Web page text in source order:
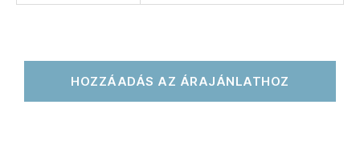
HOZZÁADÁS AZ ÁRAJÁNLATHOZ